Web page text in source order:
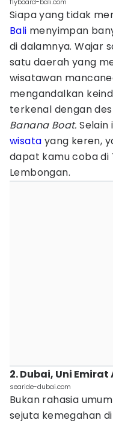
Siapa yang tidak
Bali menyimpan
di dalamnya. Wajar
satu daerah yang
wisatawan
mengandalkan
terkenal dengan
Banana Boat.Selain
wisata yang keren,
dapat kamu coba di
Lembongan.
2. Dubai, Uni Emirat
searide-dubai.com
Bukan rahasia
sejuta kemegahan